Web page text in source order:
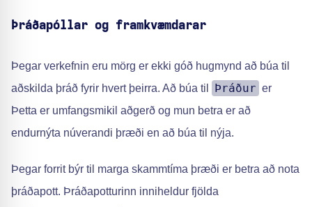
Þráðapóllar og framkvæmdarar
Þegar verkefnin eru mörg er ekki góð hugmynd að búa til
aðskilda þráð fyrir hvert þeirra. Að búa til
Þráður er
Þetta er umfangsmikil aðgerð og mun betra er að
endurnýta núverandi þræði en að búa til nýja.
Þegar forrit býr til marga skammtíma þræði er betra að nota
þráðapott. Þráðapotturinn inniheldur fjölda